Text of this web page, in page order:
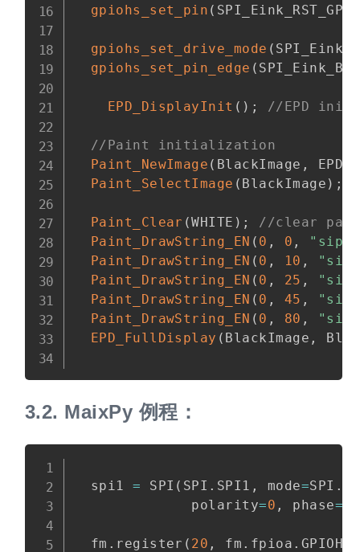
gpiohs_set_pin (
gpiohs_set_drive_mode (
gpiohs_set_pin_edge (
EPD_DisplayInit ( ) ; //EPD init
//Paint initialization
Paint_NewImage ( BlackImage ,
Paint_SelectImage ( BlackImage ) ;
Paint_Clear (WHITE ) ;
//clear
Paint_DrawString_EN ( 0 , 0 ,
Paint_DrawString_EN ( 0 , 10 ,
Paint_DrawString_EN ( 0 , 25 ,
Paint_DrawString_EN ( 0 , 45 ,
Paint_DrawString_EN ( 0 , 80 ,
EPD_FullDisplay ( BlackImage ,
3.2. MaixPy 例程：
  spi1
= SPI ( SPI . SPI1 , mode=SPI .
              polarity
=0 , phase=
  fm
. register ( 20 , fm . fpioa .